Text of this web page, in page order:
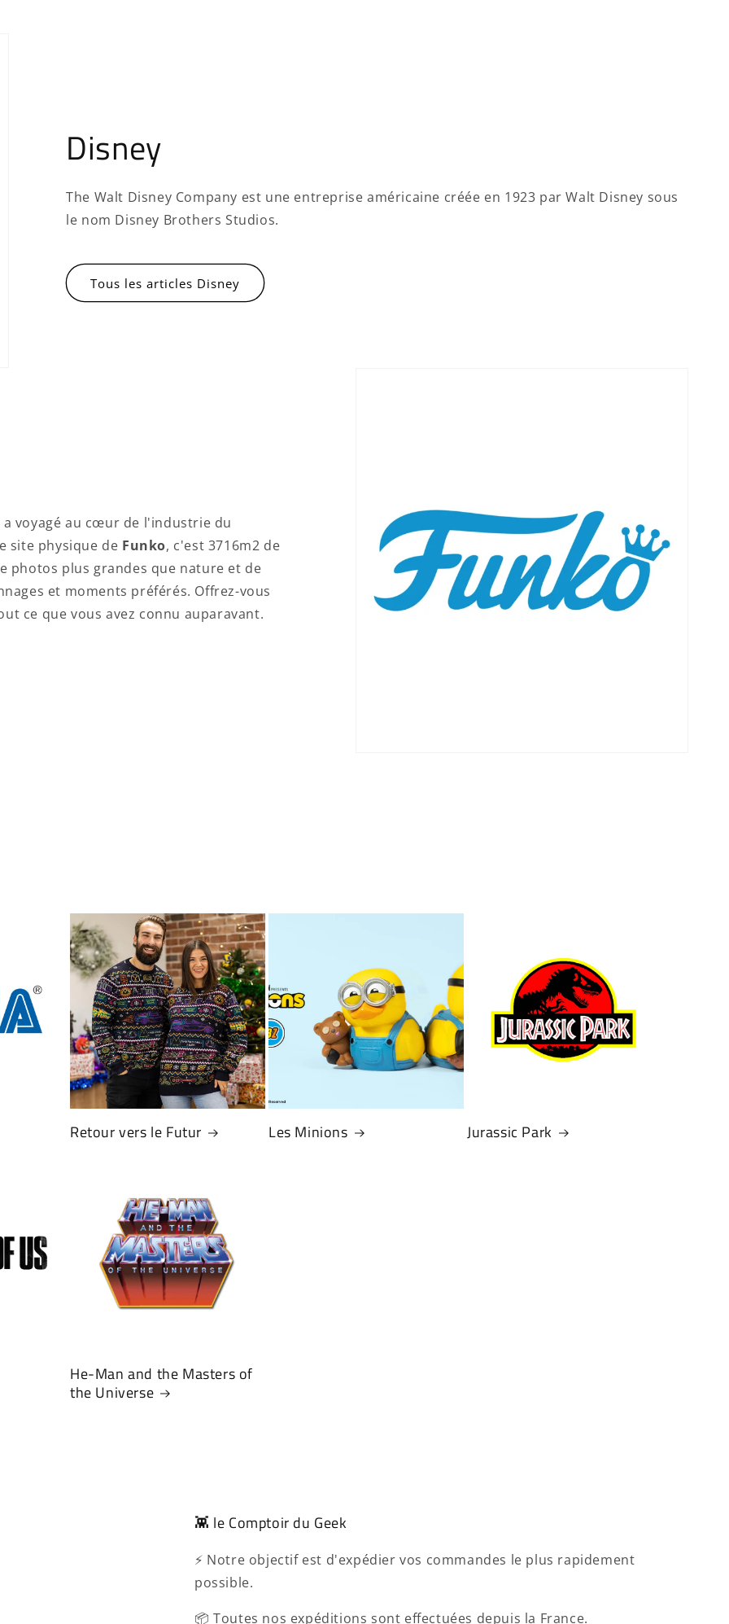
Disney
The Walt Disney Company est une entreprise américaine créée en 1923 par Walt Disney sous
le nom Disney Brothers Studios.
Tous les articles Disney
voyagé au cœur de l'industrie du
site physique de Funko, c'est 3716m2 de
photos plus grandes que nature et de
et moments préférés. Offrez-vous
ce que vous avez connu auparavant.
Retour vers le Futur Les Minions Jurassic Park
He-Man and the Masters of
the Universe
👾 le Comptoir du Geek
⚡ Notre objectif est d'expédier vos commandes le plus rapidement
possible.
📦 Toutes nos expéditions sont effectuées depuis la France.